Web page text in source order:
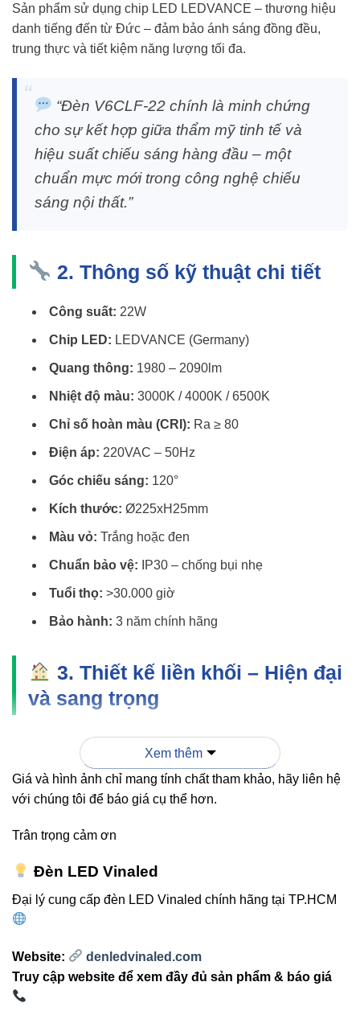
Sản phẩm sử dụng chip LED LEDVANCE – thương hiệu
danh tiếng đến từ Đức – đảm bảo ánh sáng đồng đều,
trung thực và tiết kiệm năng lượng tối đa.
“Đèn V6CLF-22 chính là minh chứng
cho sự kết hợp giữa thẩm mỹ tinh tế và
hiệu suất chiếu sáng hàng đầu – một
chuẩn mực mới trong công nghệ chiếu
sáng nội thất.”
2. Thông số kỹ thuật chi tiết
Công suất: 22W
Chip LED: LEDVANCE (Germany)
Quang thông: 1980 – 2090lm
Nhiệt độ màu: 3000K / 4000K / 6500K
Chỉ số hoàn màu (CRI): Ra ≥ 80
Điện áp: 220VAC – 50Hz
Góc chiếu sáng: 120°
Kích thước: Ø225xH25mm
Màu vỏ: Trắng hoặc đen
Chuẩn bảo vệ: IP30 – chống bụi nhẹ
Tuổi thọ: >30.000 giờ
Bảo hành: 3 năm chính hãng
3. Thiết kế liền khối – Hiện đại
và sang trọng
Điểm nổi bật củađèn ốp trần V6CLF-22 22W VinaLed
chính là kiểu dáng liền khối tinh tế, bề mặt phẳng mịn cùng
viền bo tròn mềm mại. Đèn có hai tông màu chính là trắng
và đen, dễ dàng phối hợp với mọi phong cách nội thất – từ
Với độ dày chỉ 25mm, V6CLF-22 mang
lại cảm giác “nhẹ tênh” trên trần, giúp trần
hết.
Xem thêm
Giá và hình ảnh chỉ mang tính chất tham khảo, hãy liên hệ
với chúng tôi để báo giá cụ thể hơn.
Trân trọng cảm ơn
Đèn LED Vinaled
Đại lý cung cấp đèn LED Vinaled chính hãng tại TP.HCM
Website:
denledvinaled.com
Truy cập website để xem đầy đủ sản phẩm & báo giá